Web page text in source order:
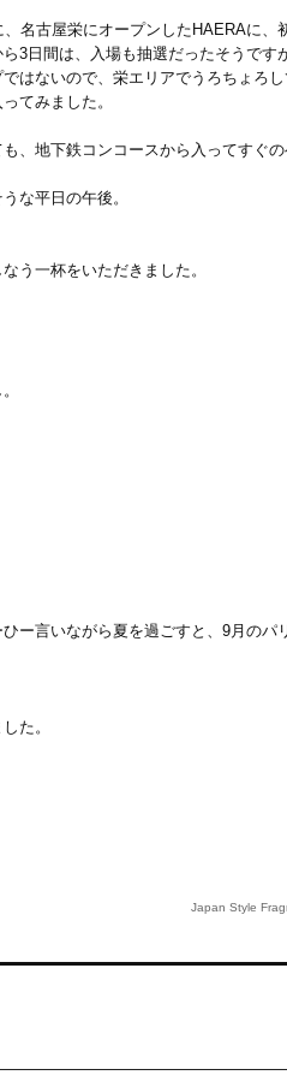
名古屋栄にオープンしたHAERAに、
3日間は、入場も抽選だったそうです
はないので、栄エリアでうろちょろ
てみました。
も、地下鉄コンコースから入ってすぐ
な平日の午後。
う一杯をいただきました。
ー言いながら夏を過ごすと、9月のパ
た。
Japan Style